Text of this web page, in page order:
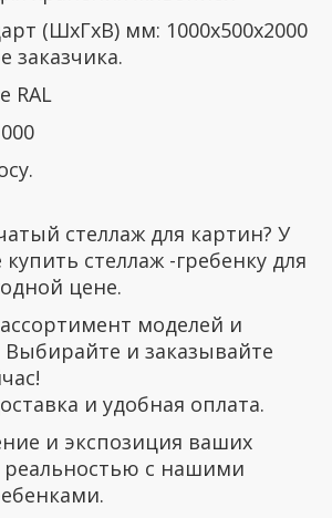
(ШхГхВ) мм: 1000х500х2000
заказчика.
RAL
стеллаж для картин? У
стеллаж -гребенку для
цене.
моделей и
Выбирайте и заказывайте
и удобная оплата.
и экспозиция ваших
реальностью с нашими